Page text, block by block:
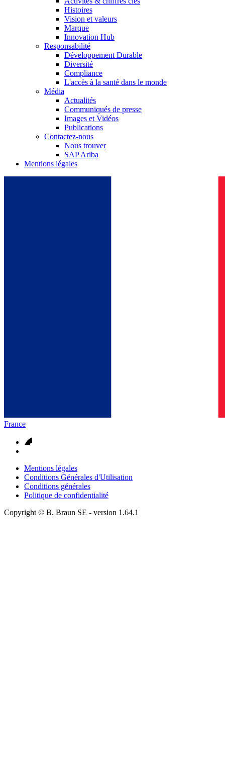
Histoires
Vision et valeurs
Marque
Innovation Hub
Responsabilité
Développement Durable
Diversité
Compliance
L'accès à la santé dans le monde
Média
Actualités
Communiqués de presse
Images et Vidéos
Publications
Contactez-nous
Nous trouver
SAP Ariba
Mentions légales
France
Mentions légales
Conditions Générales d'Utilisation
Conditions générales
Politique de confidentialité
Copyright © B. Braun SE - version 1.64.1